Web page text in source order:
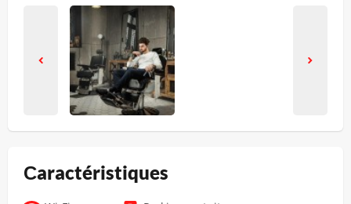
Сaractéristiques